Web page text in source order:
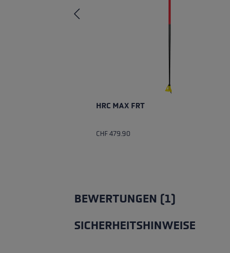
HRC MAX FRT
CHF 479.90
BEWERTUNGEN (1)
SICHERHEITSHINWEISE